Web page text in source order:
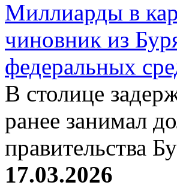
Миллиарды в
чиновник из
федеральных
В столице
ранее занимал
правительства
17.03.2026